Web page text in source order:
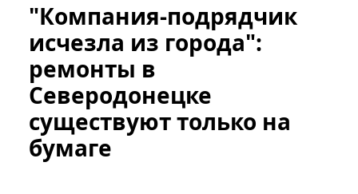
"Компания-подрядчик
исчезла из города":
ремонты в
Северодонецке
существуют только на
бумаге